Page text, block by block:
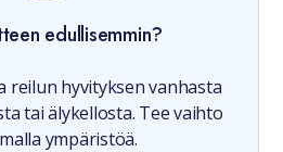
edullisemmin?
reilun hyvityksen vanhasta
tai älykellosta. Tee vaihto
ympäristöä.